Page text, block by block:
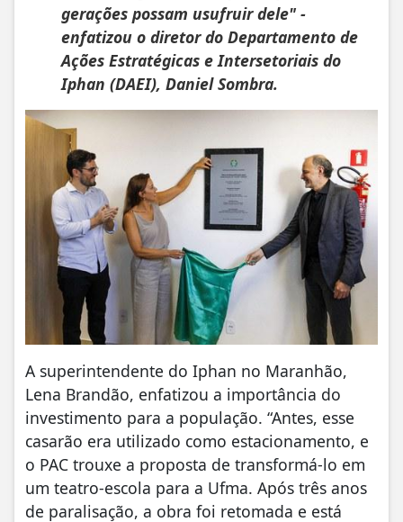
gerações possam usufruir dele" -
enfatizou o diretor do Departamento de
Ações Estratégicas e Intersetoriais do
Iphan (DAEI), Daniel Sombra.
A superintendente do Iphan no Maranhão,
Lena Brandão, enfatizou a importância do
investimento para a população. “Antes, esse
casarão era utilizado como estacionamento, e
o PAC trouxe a proposta de transformá-lo em
um teatro-escola para a Ufma. Após três anos
de paralisação, a obra foi retomada e está